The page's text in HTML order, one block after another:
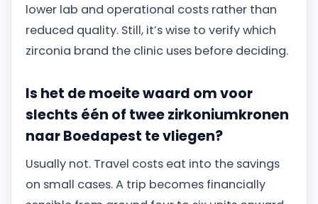
lower lab and operational costs rather than
reduced quality. Still, it’s wise to verify which
zirconia brand the clinic uses before deciding.
Is het de moeite waard om voor
slechts één of twee zirkoniumkronen
naar Boedapest te vliegen?
Usually not. Travel costs eat into the savings
on small cases. A trip becomes financially